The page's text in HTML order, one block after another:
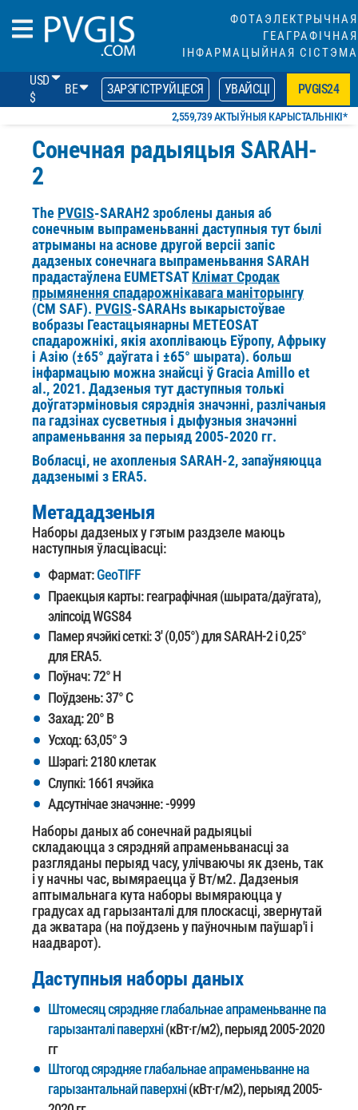
ФОТАЭЛЕКТРЫЧНАЯ
ГЕАГРАФІЧНАЯ
ІНФАРМАЦЫЙНАЯ СІСТЭМА
USD
$
BE ЗАРЭГІСТРУЙЦЕСЯ УВАЙСЦІ PVGIS24
2,559,739 АКТЫЎНЫЯ КАРЫСТАЛЬНІКІ*
Сонечная радыяцыя SARAH-
2
The PVGIS-SARAH2 зроблены даныя аб
сонечным выпраменьванні даступныя тут былі
атрыманы на аснове другой версіі запіс
дадзеных сонечнага выпраменьвання SARAH
прадастаўлена EUMETSATКлімат Сродак
прымянення спадарожнікавага маніторынгу
(CM SAF). PVGIS-SARAHs выкарыстоўвае
вобразы Геастацыянарны METEOSAT
спадарожнікі, якія ахопліваюць Еўропу, Афрыку
і Азію (±65° даўгата і ±65° шырата). больш
інфармацыю можна знайсці ў Gracia Amillo et
al., 2021. Дадзеныя тут даступныя толькі
доўгатэрміновыя сярэднія значэнні, разлічаныя
па гадзінах сусветныя і дыфузныя значэнні
апраменьвання за перыяд 2005-2020 гг.
Вобласці, не ахопленыя SARAH-2, запаўняюцца
дадзенымі з ERA5.
Метададзеныя
Наборы дадзеных у гэтым раздзеле маюць
наступныя ўласцівасці:
Фармат:GeoTIFF
Праекцыя карты: геаграфічная (шырата/даўгата),
эліпсоід WGS84
Памер ячэйкі сеткі: 3' (0,05°) для SARAH-2 і 0,25°
для ERA5.
Поўнач: 72° Н
Поўдзень: 37° С
Захад: 20° В
Усход: 63,05° Э
Шэрагі: 2180 клетак
Слупкі: 1661 ячэйка
Адсутнічае значэнне: -9999
Наборы даных аб сонечнай радыяцыі
складаюцца з сярэдняй апраменьванасці за
разгляданы перыяд часу, улічваючы як дзень, так
і у начны час, вымяраецца ў Вт/м2. Дадзеныя
аптымальнага кута наборы вымяраюцца у
градусах ад гарызанталі для плоскасці, звернутай
да экватара (на поўдзень у паўночным паўшар'і і
наадварот).
Даступныя наборы даных
Штомесяц сярэдняе глабальнае апраменьванне па
гарызанталі паверхні(кВт·г/м2), перыяд 2005-2020
гг
Штогод сярэдняе глабальнае апраменьванне на
гарызантальнай паверхні(кВт·г/м2), перыяд 2005-